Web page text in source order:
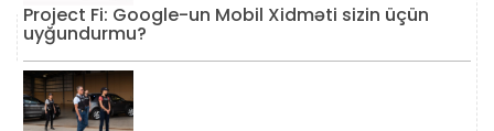
Project Fi: Google-un Mobil Xidməti sizin üçün
uyğundurmu?